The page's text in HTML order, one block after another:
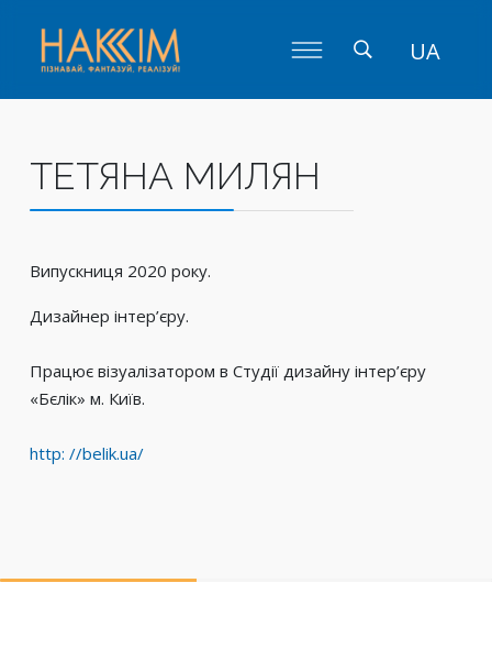
UA
ТЕТЯНА МИЛЯН
Випускниця 2020 року.
Дизайнер інтер’єру.
Працює візуалізатором в Студії дизайну інтер’єру
«Бєлік» м. Київ.
http: //belik.ua/